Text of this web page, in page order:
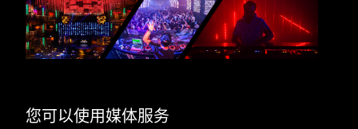
您可以使用媒体服务